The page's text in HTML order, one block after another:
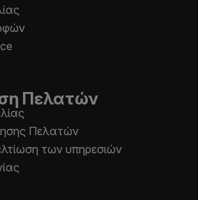
Πελατών
Πελατών
των υπηρεσιών